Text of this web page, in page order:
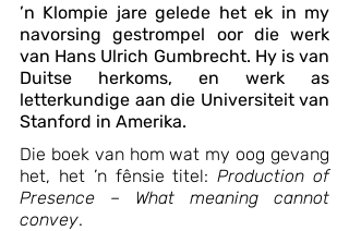
’n Klompie jare gelede het ek in my
navorsing gestrompel oor die werk
van Hans Ulrich Gumbrecht. Hy is van
Duitse herkoms, en werk as
letterkundige aan die Universiteit van
Stanford in Amerika.
Die boek van hom wat my oog gevang
het, het ’n fênsie titel: Production of
Presence – What meaning cannot
convey.